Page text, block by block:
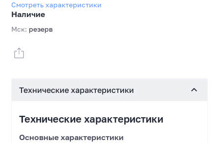
1.6 кг
Смотреть характеристики
Наличие
Мск: резерв
Технические характеристики
Технические характеристики
Основные характеристики